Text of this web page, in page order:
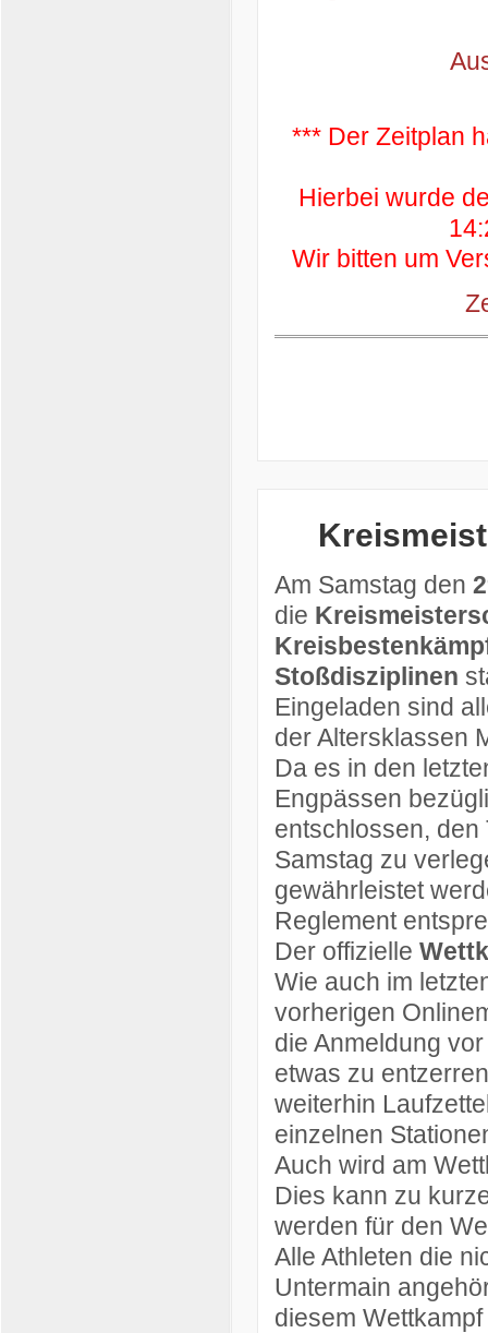
*** Der Zeitplan
Hierbei wurde
Wir bitten um
Am Samstag den
die
Stoßdisziplinen
Eingeladen sind
der Altersklassen
Da es in den
Engpässen
entschlossen, den
Samstag zu
gewährleistet
Reglement
Der offizielle
Wie auch im
vorherigen
die Anmeldung
etwas zu
weiterhin
einzelnen
Auch wird am
Dies kann zu
werden für den
Alle Athleten die
Untermain
diesem